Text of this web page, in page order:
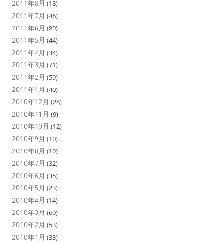
2011年8月 (18)
2011年7月 (46)
2011年6月 (89)
2011年5月 (44)
2011年4月 (34)
2011年3月 (71)
2011年2月 (59)
2011年1月 (40)
2010年12月 (28)
2010年11月 (9)
2010年10月 (12)
2010年9月 (10)
2010年8月 (10)
2010年7月 (32)
2010年6月 (35)
2010年5月 (23)
2010年4月 (14)
2010年3月 (60)
2010年2月 (53)
2010年1月 (33)